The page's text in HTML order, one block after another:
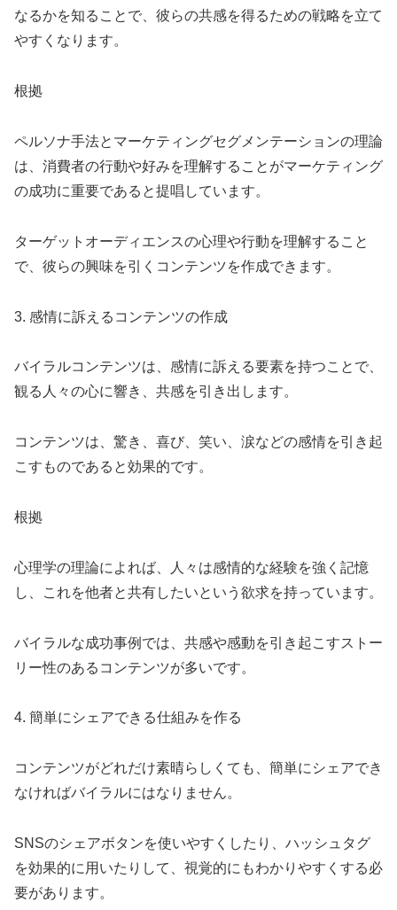
なるかを知ることで、彼らの共感を得るための戦略を立て
やすくなります。
根拠
ペルソナ手法とマーケティングセグメンテーションの理論
は、消費者の行動や好みを理解することがマーケティング
の成功に重要であると提唱しています。
ターゲットオーディエンスの心理や行動を理解すること
で、彼らの興味を引くコンテンツを作成できます。
3. 感情に訴えるコンテンツの作成
バイラルコンテンツは、感情に訴える要素を持つことで、
観る人々の心に響き、共感を引き出します。
コンテンツは、驚き、喜び、笑い、涙などの感情を引き起
こすものであると効果的です。
根拠
心理学の理論によれば、人々は感情的な経験を強く記憶
し、これを他者と共有したいという欲求を持っています。
バイラルな成功事例では、共感や感動を引き起こすストー
リー性のあるコンテンツが多いです。
4. 簡単にシェアできる仕組みを作る
コンテンツがどれだけ素晴らしくても、簡単にシェアでき
なければバイラルにはなりません。
SNSのシェアボタンを使いやすくしたり、ハッシュタグ
を効果的に用いたりして、視覚的にもわかりやすくする必
要があります。